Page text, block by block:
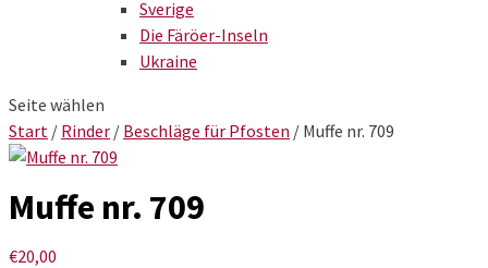
Sverige
Die Färöer-Inseln
Ukraine
Seite wählen
Start / Rinder / Beschläge für Pfosten / Muffe nr. 709
Muffe nr. 709
€20,00